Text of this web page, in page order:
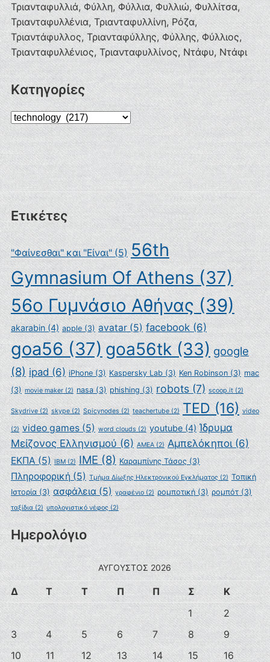
Τριανταφυλλιά, Φύλλη, Φύλλια, Φυλλιώ, Φυλλίτσα,
Τριανταφυλλένια, Τριανταφυλλίνη, Ρόζα,
Τριαντάφυλλος, Τριανταφύλλης, Φύλλης, Φύλλιος,
Τριανταφυλλένιος, Τριανταφυλλίνος, Ντάφυ, Ντάφι
Kατηγορίες
Kατηγορίες
Ετικέτες
"Φαίνεσθαι" και "Είναι"(5) 56th
Gymnasium Of Athens(37)
56ο Γυμνάσιο Αθήνας(39)
akarabin(4) apple(3) avatar(5) facebook(6)
goa56(37)goa56tk(33) google
(8) ipad(6) iPhone(3) Kaspersky Lab(3) Ken Robinson(3) mac
(3) movie maker(2) nasa(3) phishing (3) robots(7) scoop.it(2)
Skydrive(2) skype(2) Spicynodes (2) teachertube(2) TED(16) video
(2) video games(5) word clouds(2) youtube(4) Ίδρυμα
Μείζονος Ελληνισμού(6) ΑΜΕΑ(2) Αμπελόκηποι(6)
ΕΚΠΑ(5) ΙΒΜ(2) ΙΜΕ(8) Καραμπίνης Τάσος(3)
Πληροφορική (5) Τμήμα Δίωξης Ηλεκτρονικού Εγκλήματος(2) Τοπική
Ιστορία(3) ασφάλεια(5) γραφένιο(2) ρομποτική(3) ρομπότ(3)
ταξίδια(2) υπολογιστικό νέφος(2)
Ημερολόγιο
ΑΎΓΟΥΣΤΟΣ 2026
Δ Τ Τ Π Π Σ
Κ
1
2
3
4 5 6 7 8
9
10
11 12 13 14 15
16